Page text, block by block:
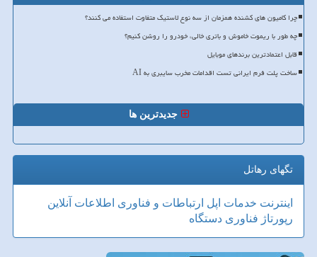
چرا کامیون های کشنده همزمان از سه نوع لاستیک متفاوت استفاده می کنند؟
چه طور با ریموت خاموش و باتری خالی، خودرو را روشن کنیم؟
قابل اعتمادترین برندهای موبایل
ساخت پلت فرم ایرانی تست اقدامات مخرب سایبری به AI
جدیدترین ها
تگهای رهاتل
اینترنت خدمات اپل ارتباطات و فناوری اطلاعات آنلاین
رپورتاژ فناوری دستگاه